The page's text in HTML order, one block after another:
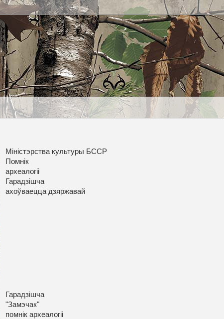
Міністэрства культуры БССР
Помнік
археалогіі
Гарадзішча
ахоўваецца дзяржавай
Гарадзішча
"Замэчак"
помнік археалогіі